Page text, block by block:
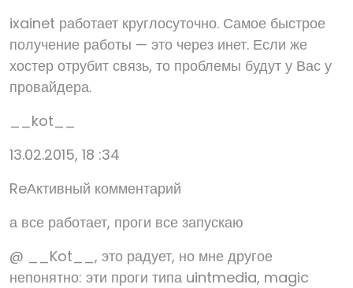
ixainet работает круглосуточно. Самое быстрое
получение работы — это через инет. Если же
хостер отрубит связь, то проблемы будут у Вас у
провайдера.
__kot__
13.02.2015, 18 :34
ReАктивный комментарий
а все работает, проги все запускаю
@ __Kot__, это радует, но мне другое
непонятно: эти проги типа uintmedia, magic